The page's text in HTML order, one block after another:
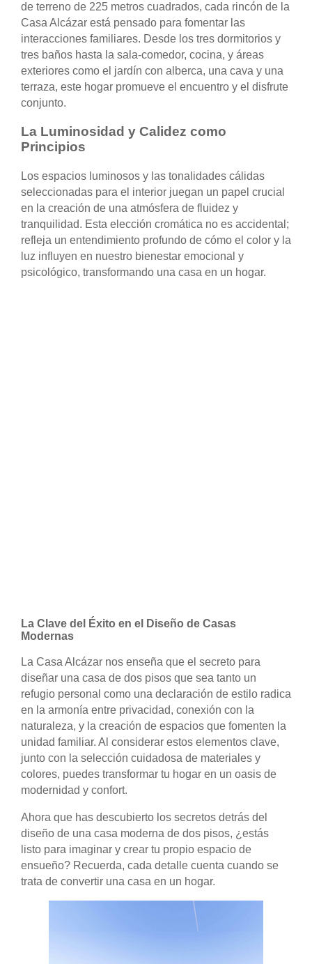
de terreno de 225 metros cuadrados, cada rincón de la
Casa Alcázar está pensado para fomentar las
interacciones familiares. Desde los tres dormitorios y
tres baños hasta la sala-comedor, cocina, y áreas
exteriores como el jardín con alberca, una cava y una
terraza, este hogar promueve el encuentro y el disfrute
conjunto.
La Luminosidad y Calidez como
Principios
Los espacios luminosos y las tonalidades cálidas
seleccionadas para el interior juegan un papel crucial
en la creación de una atmósfera de fluidez y
tranquilidad. Esta elección cromática no es accidental;
refleja un entendimiento profundo de cómo el color y la
luz influyen en nuestro bienestar emocional y
psicológico, transformando una casa en un hogar.
La Clave del Éxito en el Diseño de Casas
Modernas
La Casa Alcázar nos enseña que el secreto para
diseñar una casa de dos pisos que sea tanto un
refugio personal como una declaración de estilo radica
en la armonía entre privacidad, conexión con la
naturaleza, y la creación de espacios que fomenten la
unidad familiar. Al considerar estos elementos clave,
junto con la selección cuidadosa de materiales y
colores, puedes transformar tu hogar en un oasis de
modernidad y confort.
Ahora que has descubierto los secretos detrás del
diseño de una casa moderna de dos pisos, ¿estás
listo para imaginar y crear tu propio espacio de
ensueño? Recuerda, cada detalle cuenta cuando se
trata de convertir una casa en un hogar.